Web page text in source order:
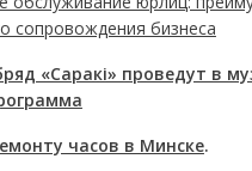
сопровождения бизнеса
«Саракі» проведут в
часов в Минске.